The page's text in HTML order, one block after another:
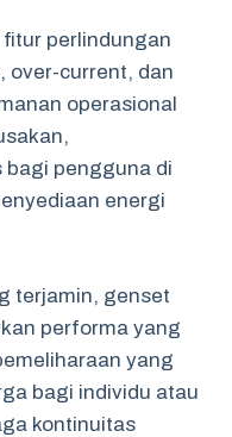
perlindungan
over-current, dan
operasional
bagi pengguna di
energi
terjamin, genset
performa yang
yang
bagi individu atau
kontinuitas